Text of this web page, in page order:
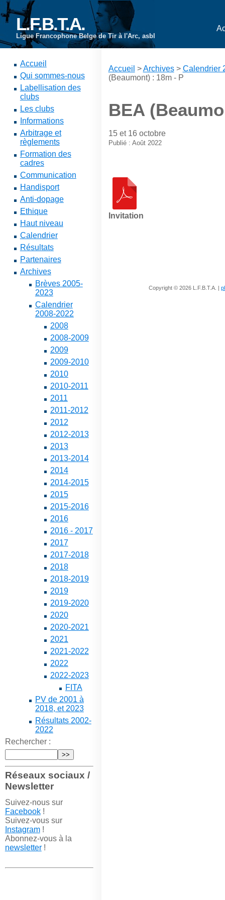
L.F.B.T.A.
Ligue Francophone Belge de Tir à l'Arc, asbl
Accueil
Qui sommes-nous
Labellisation des
clubs
Les clubs
Informations
Arbitrage et
règlements
Formation des
cadres
Communication
Handisport
Anti-dopage
Ethique
Haut niveau
Calendrier
Résultats
Partenaires
Archives
Brèves 2005-
2023
Calendrier
2008-2022
2008
2008-2009
2009
2009-2010
2010
2010-2011
2011
2011-2012
2012
2012-2013
2013
2013-2014
2014
2014-2015
2015
2015-2016
2016
2016 - 2017
2017
2017-2018
2018
2018-2019
2019
2019-2020
2020
2020-2021
2021
2021-2022
2022
2022-2023
FITA
PV de 2001 à
2018, et 2023
Résultats 2002-
2022
Rechercher :
Réseaux sociaux /
Newsletter
Suivez-nous sur
Facebook!
Suivez-vous sur
Instagram!
Abonnez-vous à la
newsletter!
Accueil >Archives> Calendrier
(Beaumont) : 18m - P
BEA
15 et 16 octobre
Publié : Août 2022
Invitation
Copyright © 2026 L.F.B.T.A. |